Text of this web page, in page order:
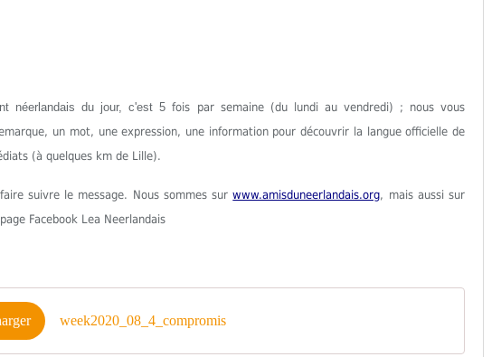
néerlandais du jour, c'est 5fois par semaine (du lundi au vendredi) ; nous vous
un mot, une expression, une information pour découvrir la langue officielle de
(à quelques km de Lille).
suivre le message. Nous sommes surwww.amisduneerlandais.org, mais aussi sur
Facebook Lea Neerlandais
week2020_08_4_compromis